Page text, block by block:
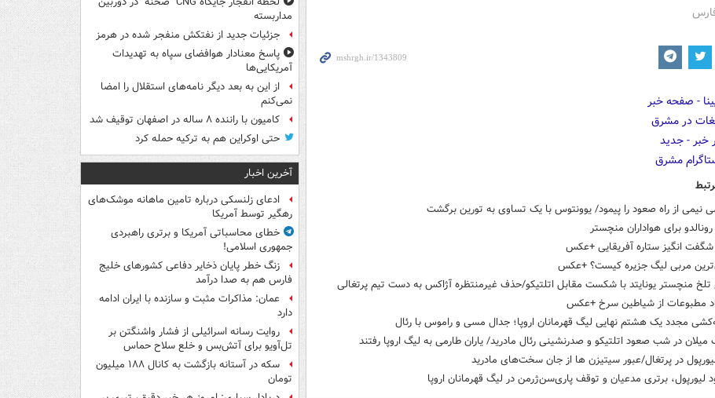
نیمی از راه صعود را پیمود/ یوونتوس با یک تساوی به تورین برگشت
رونالدو برای هواداران منچستر
شگفت انگیز ستاره آفریقایی +عکس
مربی لیگ جزیره کیست؟ +عکس
تلخ منچستر یونایتد با شکست مقابل اتلتیکو/حذف غیرمنتظره آژاکس به دست تیم پرتغالی
مطبوعات از شیاطین سرخ +عکس
مجدد یک هشتم نهایی لیگ قهرمانان اروپا؛ جدال مسی و راموس با رئال
در شب صعود اتلتیکو و صدرنشینی رئال مادرید/ یاران طارمی به لیگ اروپا رفتند
در پرتغال/عبور سیتیزن ها از جان سخت‌های مادرید
لیورپول، برتری مدعیان و توقف پاری‌سن‌ژرمن در لیگ قهرمانان اروپا
مداربسته
جزئیات جدید از نفتکش منفجر شده در هرمز
پاسخ معنادار هوافضای سپاه به تهدیدات
آمریکایی‌ها
از این به بعد دیگر نامه‌های استقلال را امضا
نمی‌کنم
کامیون با راننده ۸ ساله در اصفهان توقیف شد
حتی اوکراین هم به ترکیه حمله کرد
آخرین اخبار
ادعای زلنسکی درباره تامین ماهانه موشک‌های
رهگیر توسط آمریکا
خطای محاسباتی آمریکا و برتری راهبردی
جمهوری اسلامی!
زنگ خطر پایان ذخایر دفاعی کشورهای خلیج
فارس هم به صدا درآمد
عمان: مذاکرات مثبت و سازنده با ایران ادامه
دارد
روایت رسانه اسرائیلی از فشار واشنگتن بر
تل‌آویو برای آتش‌بس و خلع سلاح حماس
سکه در آستانه بازگشت به کانال ۱۸۸ میلیون
تومان